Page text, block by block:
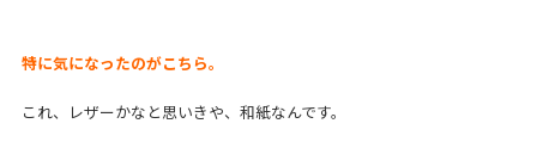
特に気になったのがこちら。
これ、レザーかなと思いきや、和紙なんです。